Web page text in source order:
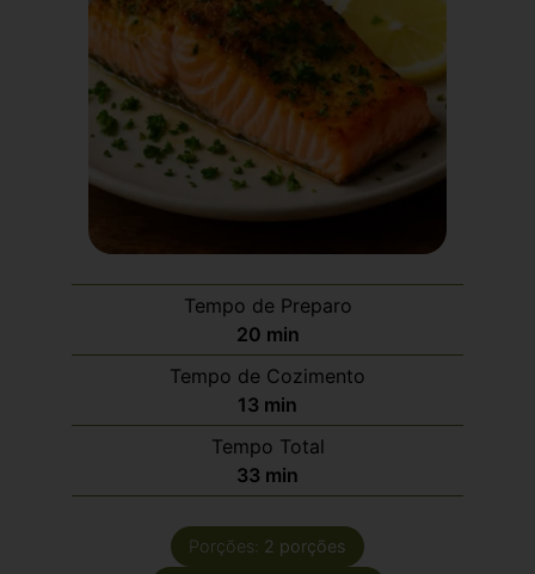
Tempo de Preparo
20 min
Tempo de Cozimento
13 min
Tempo Total
33 min
Porções: 2 porções